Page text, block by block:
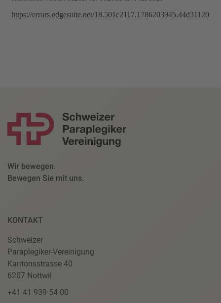
Wir bewegen.
Bewegen Sie mit uns.
KONTAKT
Schweizer
Paraplegiker-Vereinigung
Kantonsstrasse 40
6207 Nottwil
+41 41 939 54 00